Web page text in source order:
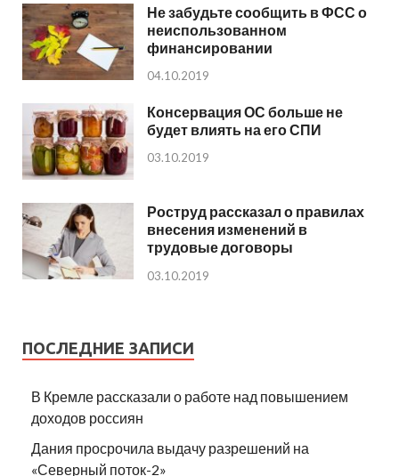
Не забудьте сообщить в ФСС о
неиспользованном
финансировании
04.10.2019
Консервация ОС больше не
будет влиять на его СПИ
03.10.2019
Роструд рассказал о правилах
внесения изменений в
трудовые договоры
03.10.2019
ПОСЛЕДНИЕ ЗАПИСИ
В Кремле рассказали о работе над повышением
доходов россиян
Дания просрочила выдачу разрешений на
«Северный поток-2»